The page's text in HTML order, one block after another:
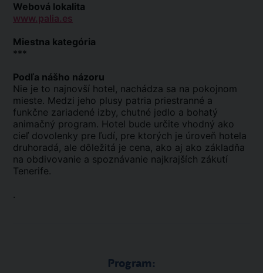
Webová lokalita
www.palia.es
Miestna kategória
***
Podľa nášho názoru
Nie je to najnovší hotel, nachádza sa na pokojnom
mieste. Medzi jeho plusy patria priestranné a
funkčne zariadené izby, chutné jedlo a bohatý
animačný program. Hotel bude určite vhodný ako
cieľ dovolenky pre ľudí, pre ktorých je úroveň hotela
druhoradá, ale dôležitá je cena, ako aj ako základňa
na obdivovanie a spoznávanie najkrajších zákutí
Tenerife.
.
Program: